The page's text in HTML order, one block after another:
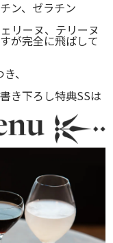
ン、ゼラチン
リーヌ、テリーヌ
が完全に飛ばして
、
き下ろし特典SSは